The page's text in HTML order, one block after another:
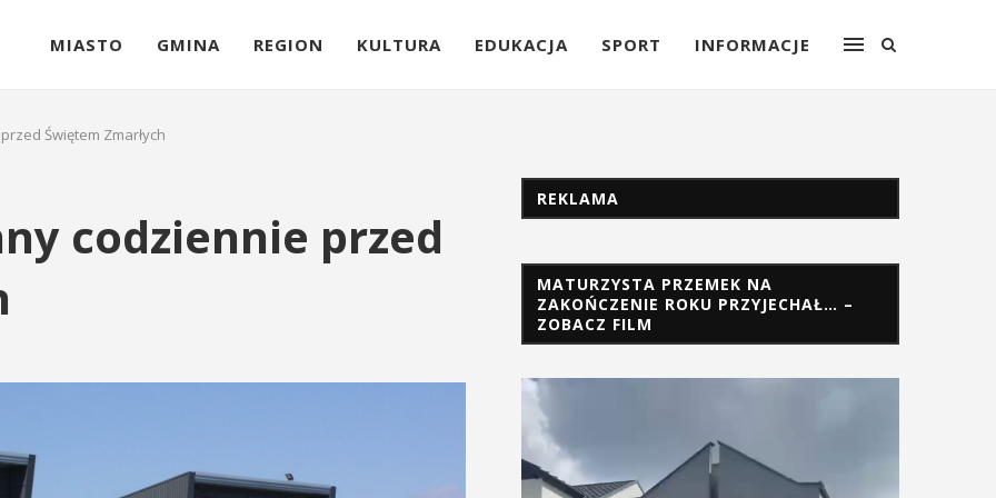
MIASTO GMINA REGION KULTURA EDUKACJA SPORT INFORMACJE
Świętem Zmarłych
codziennie przed
REKLAMA
MATURZYSTA PRZEMEK NA
ZAKOŃCZENIE ROKU PRZYJECHAŁ… –
ZOBACZ FILM
Odtwarzacz
video